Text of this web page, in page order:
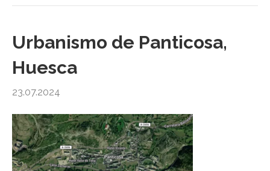
Urbanismo de Panticosa,
Huesca
23.07.2024